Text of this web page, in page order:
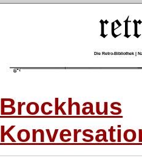
Die Retro-Bibliothek |
Brockhaus